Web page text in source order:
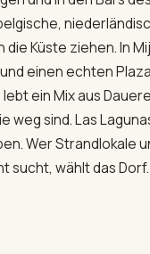
Küste ziehen. In
einen echten
ein Mix aus
sind. Las
Wer Strandlokale
sucht, wählt das Dorf.